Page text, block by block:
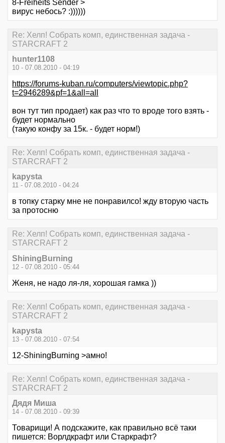
8-Freiheits Sender >
вирус небось? :))))))
Re: Хелп! Собрать комп, единственная задача -
STARCRAFT 2
hunter1108
10 - 07.08.2010 - 04:19
https://forums-kuban.ru/computers/viewtopic.php?
t=2946289&pf=1&all=all
вон тут тип продает) как раз что то вроде того взять -
будет нормально
(такую конфу за 15к. - будет норм!)
Re: Хелп! Собрать комп, единственная задача -
STARCRAFT 2
kapysta
11 - 07.08.2010 - 04:24
в топку старку мне не понравилсо! жду вторую часть
за протосню
Re: Хелп! Собрать комп, единственная задача -
STARCRAFT 2
ShiningBurning
12 - 07.08.2010 - 05:44
Женя, не надо ля-ля, хорошая гамка ))
Re: Хелп! Собрать комп, единственная задача -
STARCRAFT 2
kapysta
13 - 07.08.2010 - 07:54
12-ShiningBurning >амно!
Re: Хелп! Собрать комп, единственная задача -
STARCRAFT 2
Дядя Миша
14 - 07.08.2010 - 09:39
Товарищи! А подскажите, как правильно всё таки
пишется: Ворлдкрафт или Старкрафт?